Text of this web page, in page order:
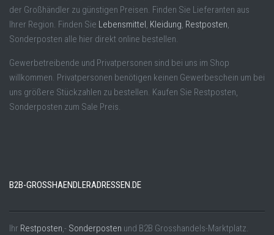
der Großhändler zu günstigen Preisen. Finden Sie Lieferanten aus
Ihrer Region. Finden Sie Lebensmittel , Kleidung, Restposten,
Sonderposten alle hier direkt online bestellen.
Gewerbetreibende und Privatpersonen sind bei uns im Shop
willkommen. Privatpersonen benötigen keinen Gewerbeschein um bei
uns größere Stückzahlen zu bestellen. Kaufen Sie Restposten,
Sonderposten zum Sale Preis.
B2B-GROSSHAENDLERADRESSEN.DE
Ihr Restposten,- Sonderposten und B2B Grosshandels-Marktplatz.